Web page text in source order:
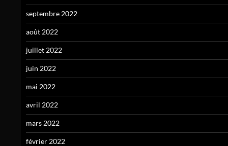
septembre 2022
août 2022
juillet 2022
juin 2022
mai 2022
avril 2022
mars 2022
février 2022